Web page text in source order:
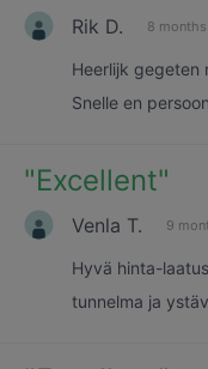
Rik D. 8
Heerlijk gegeten
Snelle en
"Excellent"
Venla T. 9
Hyvä hinta-
tunnelma ja